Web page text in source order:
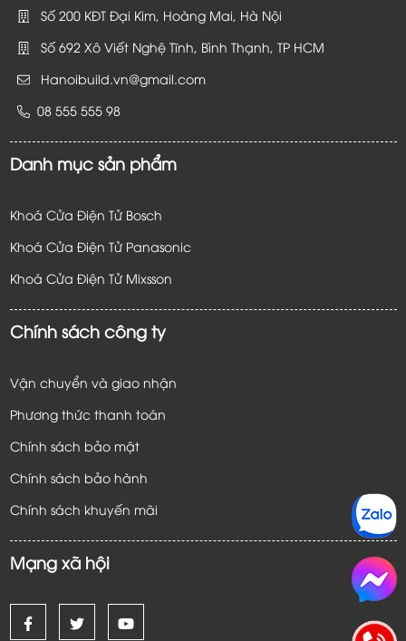
Số 200 KĐT Đại Kim, Hoàng Mai, Hà Nội
Số 692 Xô Viết Nghệ Tĩnh, Bình Thạnh, TP HCM
Hanoibuild.vn@gmail.com
08 555 555 98
Danh mục sản phẩm
Khoá Cửa Điện Tử Bosch
Khoá Cửa Điện Tử Panasonic
Khoá Cửa Điện Tử Mixsson
Chính sách công ty
Vận chuyển và giao nhận
Phương thức thanh toán
Chính sách bảo mật
Chính sách bảo hành
Chính sách khuyến mãi
Mạng xã hội